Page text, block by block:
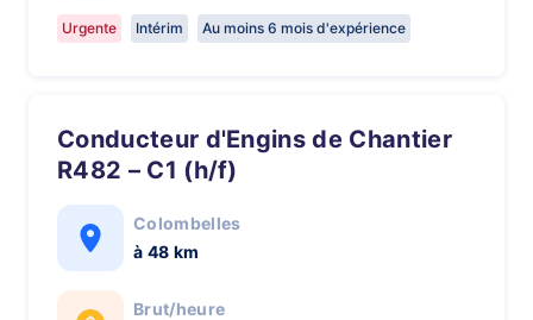
Urgente Intérim Au moins 6 mois d'expérience
Conducteur d'Engins de Chantier
R482 – C1 (h/f)
Colombelles
à 48 km
Brut/heure